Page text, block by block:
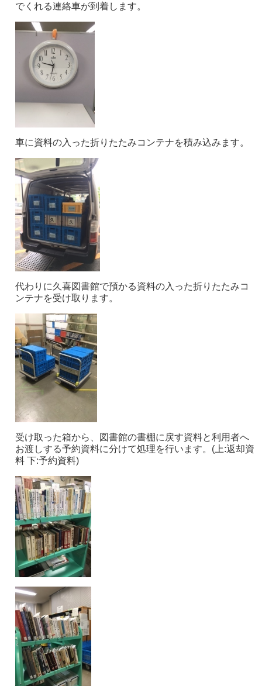
でくれる連絡車が到着します。
車に資料の入った折りたたみコンテナを積み込みます。
代わりに久喜図書館で預かる資料の入った折りたたみコ
ンテナを受け取ります。
受け取った箱から、図書館の書棚に戻す資料と利用者へ
お渡しする予約資料に分けて処理を行います。(上:返却資
料 下:予約資料)